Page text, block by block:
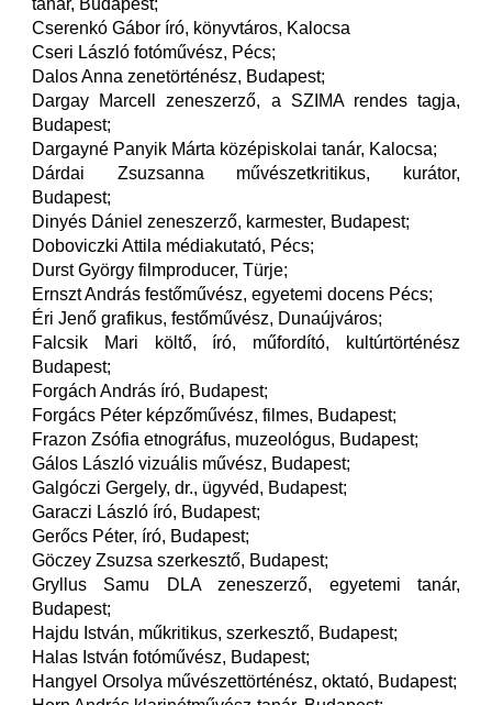
tanár, Budapest;
Cserenkó Gábor író, könyvtáros, Kalocsa
Cseri László fotóművész, Pécs;
Dalos Anna zenetörténész, Budapest;
Dargay Marcell zeneszerző, a SZIMA rendes tagja,
Budapest;
Dargayné Panyik Márta középiskolai tanár, Kalocsa;
Dárdai Zsuzsanna művészetkritikus, kurátor,
Budapest;
Dinyés Dániel zeneszerző, karmester, Budapest;
Doboviczki Attila médiakutató, Pécs;
Durst György filmproducer, Türje;
Ernszt András festőművész, egyetemi docens Pécs;
Éri Jenő grafikus, festőművész, Dunaújváros;
Falcsik Mari költő, író, műfordító, kultúrtörténész
Budapest;
Forgách András író, Budapest;
Forgács Péter képzőművész, filmes, Budapest;
Frazon Zsófia etnográfus, muzeológus, Budapest;
Gálos László vizuális művész, Budapest;
Galgóczi Gergely, dr., ügyvéd, Budapest;
Garaczi László író, Budapest;
Gerőcs Péter, író, Budapest;
Göczey Zsuzsa szerkesztő, Budapest;
Gryllus Samu DLA zeneszerző, egyetemi tanár,
Budapest;
Hajdu István, műkritikus, szerkesztő, Budapest;
Halas István fotóművész, Budapest;
Hangyel Orsolya művészettörténész, oktató, Budapest;